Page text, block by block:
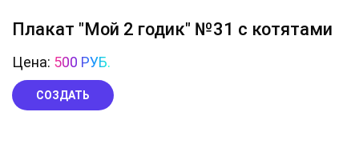
Плакат "Мой 2 годик" №31 с котятами
Цена: 500 РУБ.
СОЗДАТЬ